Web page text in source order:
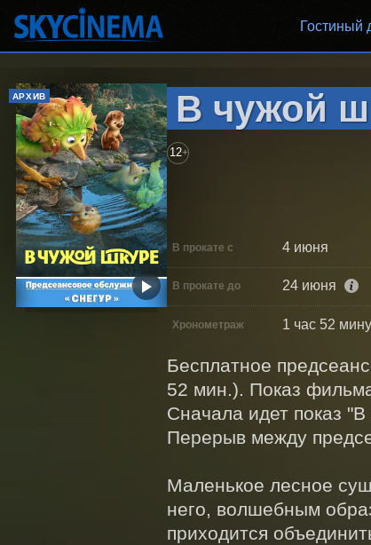
Гостиный
АРХИВ В чужой
12+
В прокате с 4 июня
В прокате до 24 июня
Хронометраж 1 час 52
Бесплатное
52 мин.). Показ
Сначала идет показ
Перерыв между
Маленькое лесное
него, волшебным
приходится